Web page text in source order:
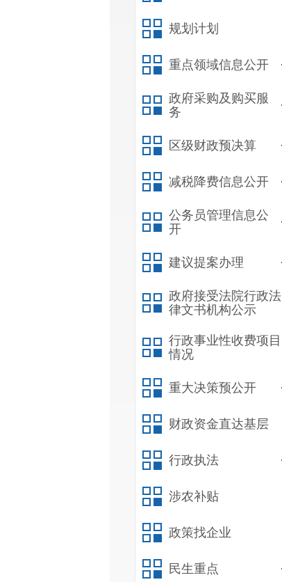
规划计划
重点领域信息公开
政府采购及购买服
务
区级财政预决算
减税降费信息公开
公务员管理信息公
开
建议提案办理
政府接受法院行政法
律文书机构公示
行政事业性收费项目
情况
重大决策预公开
财政资金直达基层
行政执法
涉农补贴
政策找企业
民生重点